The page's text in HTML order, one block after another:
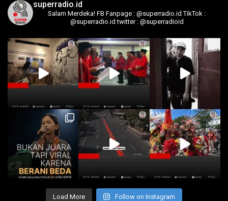
superradio.id
Salam Merdeka! FB Fanpage : @superradio.id TikTok :
@superradio.id twitter : @superradioid
Load More Follow on Instagram